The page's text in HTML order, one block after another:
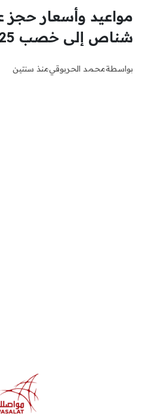
مواعيد وأسعار حجز
شناص إلى خصب 2025
بواسطةمحمد الحربوقيمنذ سنتين